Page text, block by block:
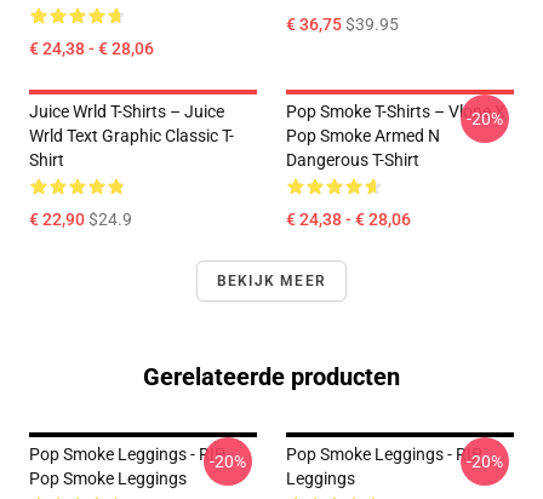
€ 24,38 - € 28,06
€ 36,75$39.95
Juice Wrld T-Shirts – Juice
Wrld Text Graphic Classic T-
Shirt
€ 22,90$24.9
Pop Smoke T-Shirts – Vlone X
Pop Smoke Armed N
Dangerous T-Shirt
€ 24,38 - € 28,06
-20%
BEKIJK MEER
Gerelateerde producten
Pop Smoke Leggings - RIP
Pop Smoke Leggings
-20%
Pop Smoke Leggings - RIP
Leggings
-20%